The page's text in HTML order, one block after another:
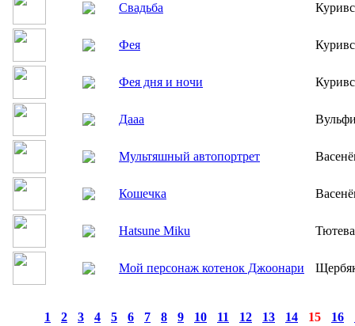
Свадьба
Фея
Фея дня и ночи
Дааа
Мультяшный автопортрет
Кошечка
Hatsune Miku
Мой персонаж котенок Джоонари
1 2 3 4 5 6 7 8 9 10 11 12 13 14 15 16